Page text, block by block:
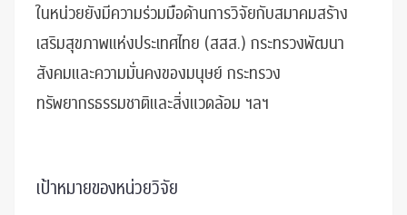
ในหน่วยยังมีความร่วมมือด้านการวิจัยกับสมาคมสร้าง
เสริมสุขภาพแห่งประเทศไทย (สสส.) กระทรวงพัฒนา
สังคมและความมั่นคงของมนุษย์ กระทรวง
ทรัพยากรธรรมชาติและสิ่งแวดล้อม ฯลฯ
เป้าหมายของหน่วยวิจัย